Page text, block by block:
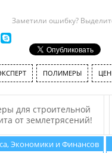
из
Заметили ошибку?
ПОЛИМЕРЫ
для строительной
от землетрясений!
Экономики и Финансов